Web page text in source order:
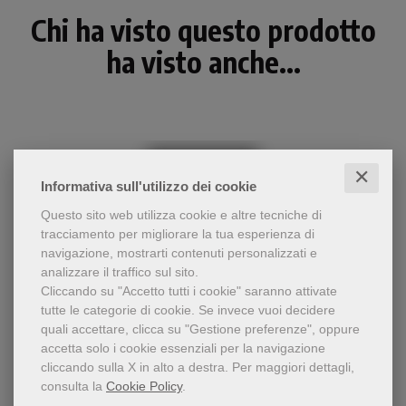
Informativa sull'utilizzo dei cookie ✕
Questo sito web utilizza cookie e altre tecniche di
tracciamento per migliorare la tua esperienza di
navigazione, mostrarti contenuti personalizzati e
analizzare il traffico sul sito.
Cliccando su "Accetto tutti i cookie" saranno attivate
tutte le categorie di cookie. Se invece vuoi decidere
quali accettare, clicca su "Gestione preferenze", oppure
accetta solo i cookie essenziali per la navigazione
cliccando sulla X in alto a destra. Per maggiori dettagli,
consulta la Cookie Policy.
Chi ha visto questo prodotto
ha visto anche...
- 5%
Guida al rinnovamento della
formazione affinché i
presbiteri sappiano
accompagnare con
Uomini di discernimento